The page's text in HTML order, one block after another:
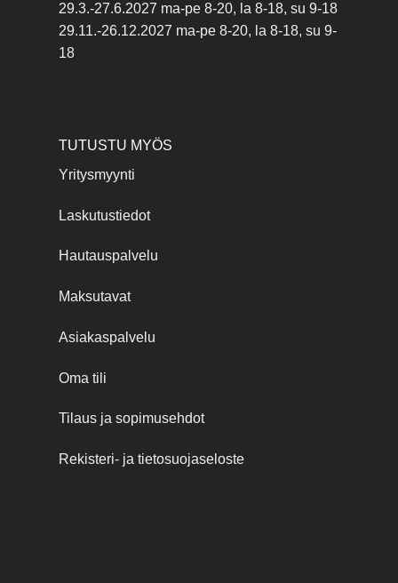
29.3.-27.6.2027 ma-pe 8-20, la 8-18, su 9-18
29.11.-26.12.2027 ma-pe 8-20, la 8-18, su 9-
18
TUTUSTU MYÖS
Yritysmyynti
Laskutustiedot
Hautauspalvelu
Maksutavat
Asiakaspalvelu
Oma tili
Tilaus ja sopimusehdot
Rekisteri- ja tietosuojaseloste